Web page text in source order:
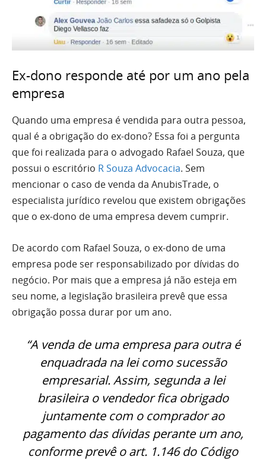
Ex-dono responde até por um ano pela
empresa
Quando uma empresa é vendida para outra pessoa,
qual é a obrigação do ex-dono? Essa foi a pergunta
que foi realizada para o advogado Rafael Souza, que
possui o escritório R Souza Advocacia. Sem
mencionar o caso de venda da AnubisTrade, o
especialista jurídico revelou que existem obrigações
que o ex-dono de uma empresa devem cumprir.
De acordo com Rafael Souza, o ex-dono de uma
empresa pode ser responsabilizado por dívidas do
negócio. Por mais que a empresa já não esteja em
seu nome, a legislação brasileira prevê que essa
obrigação possa durar por um ano.
“A venda de uma empresa para outra é
enquadrada na lei como sucessão
empresarial. Assim, segunda a lei
brasileira o vendedor fica obrigado
juntamente com o comprador ao
pagamento das dívidas perante um ano,
conforme prevê o art. 1.146 do Código